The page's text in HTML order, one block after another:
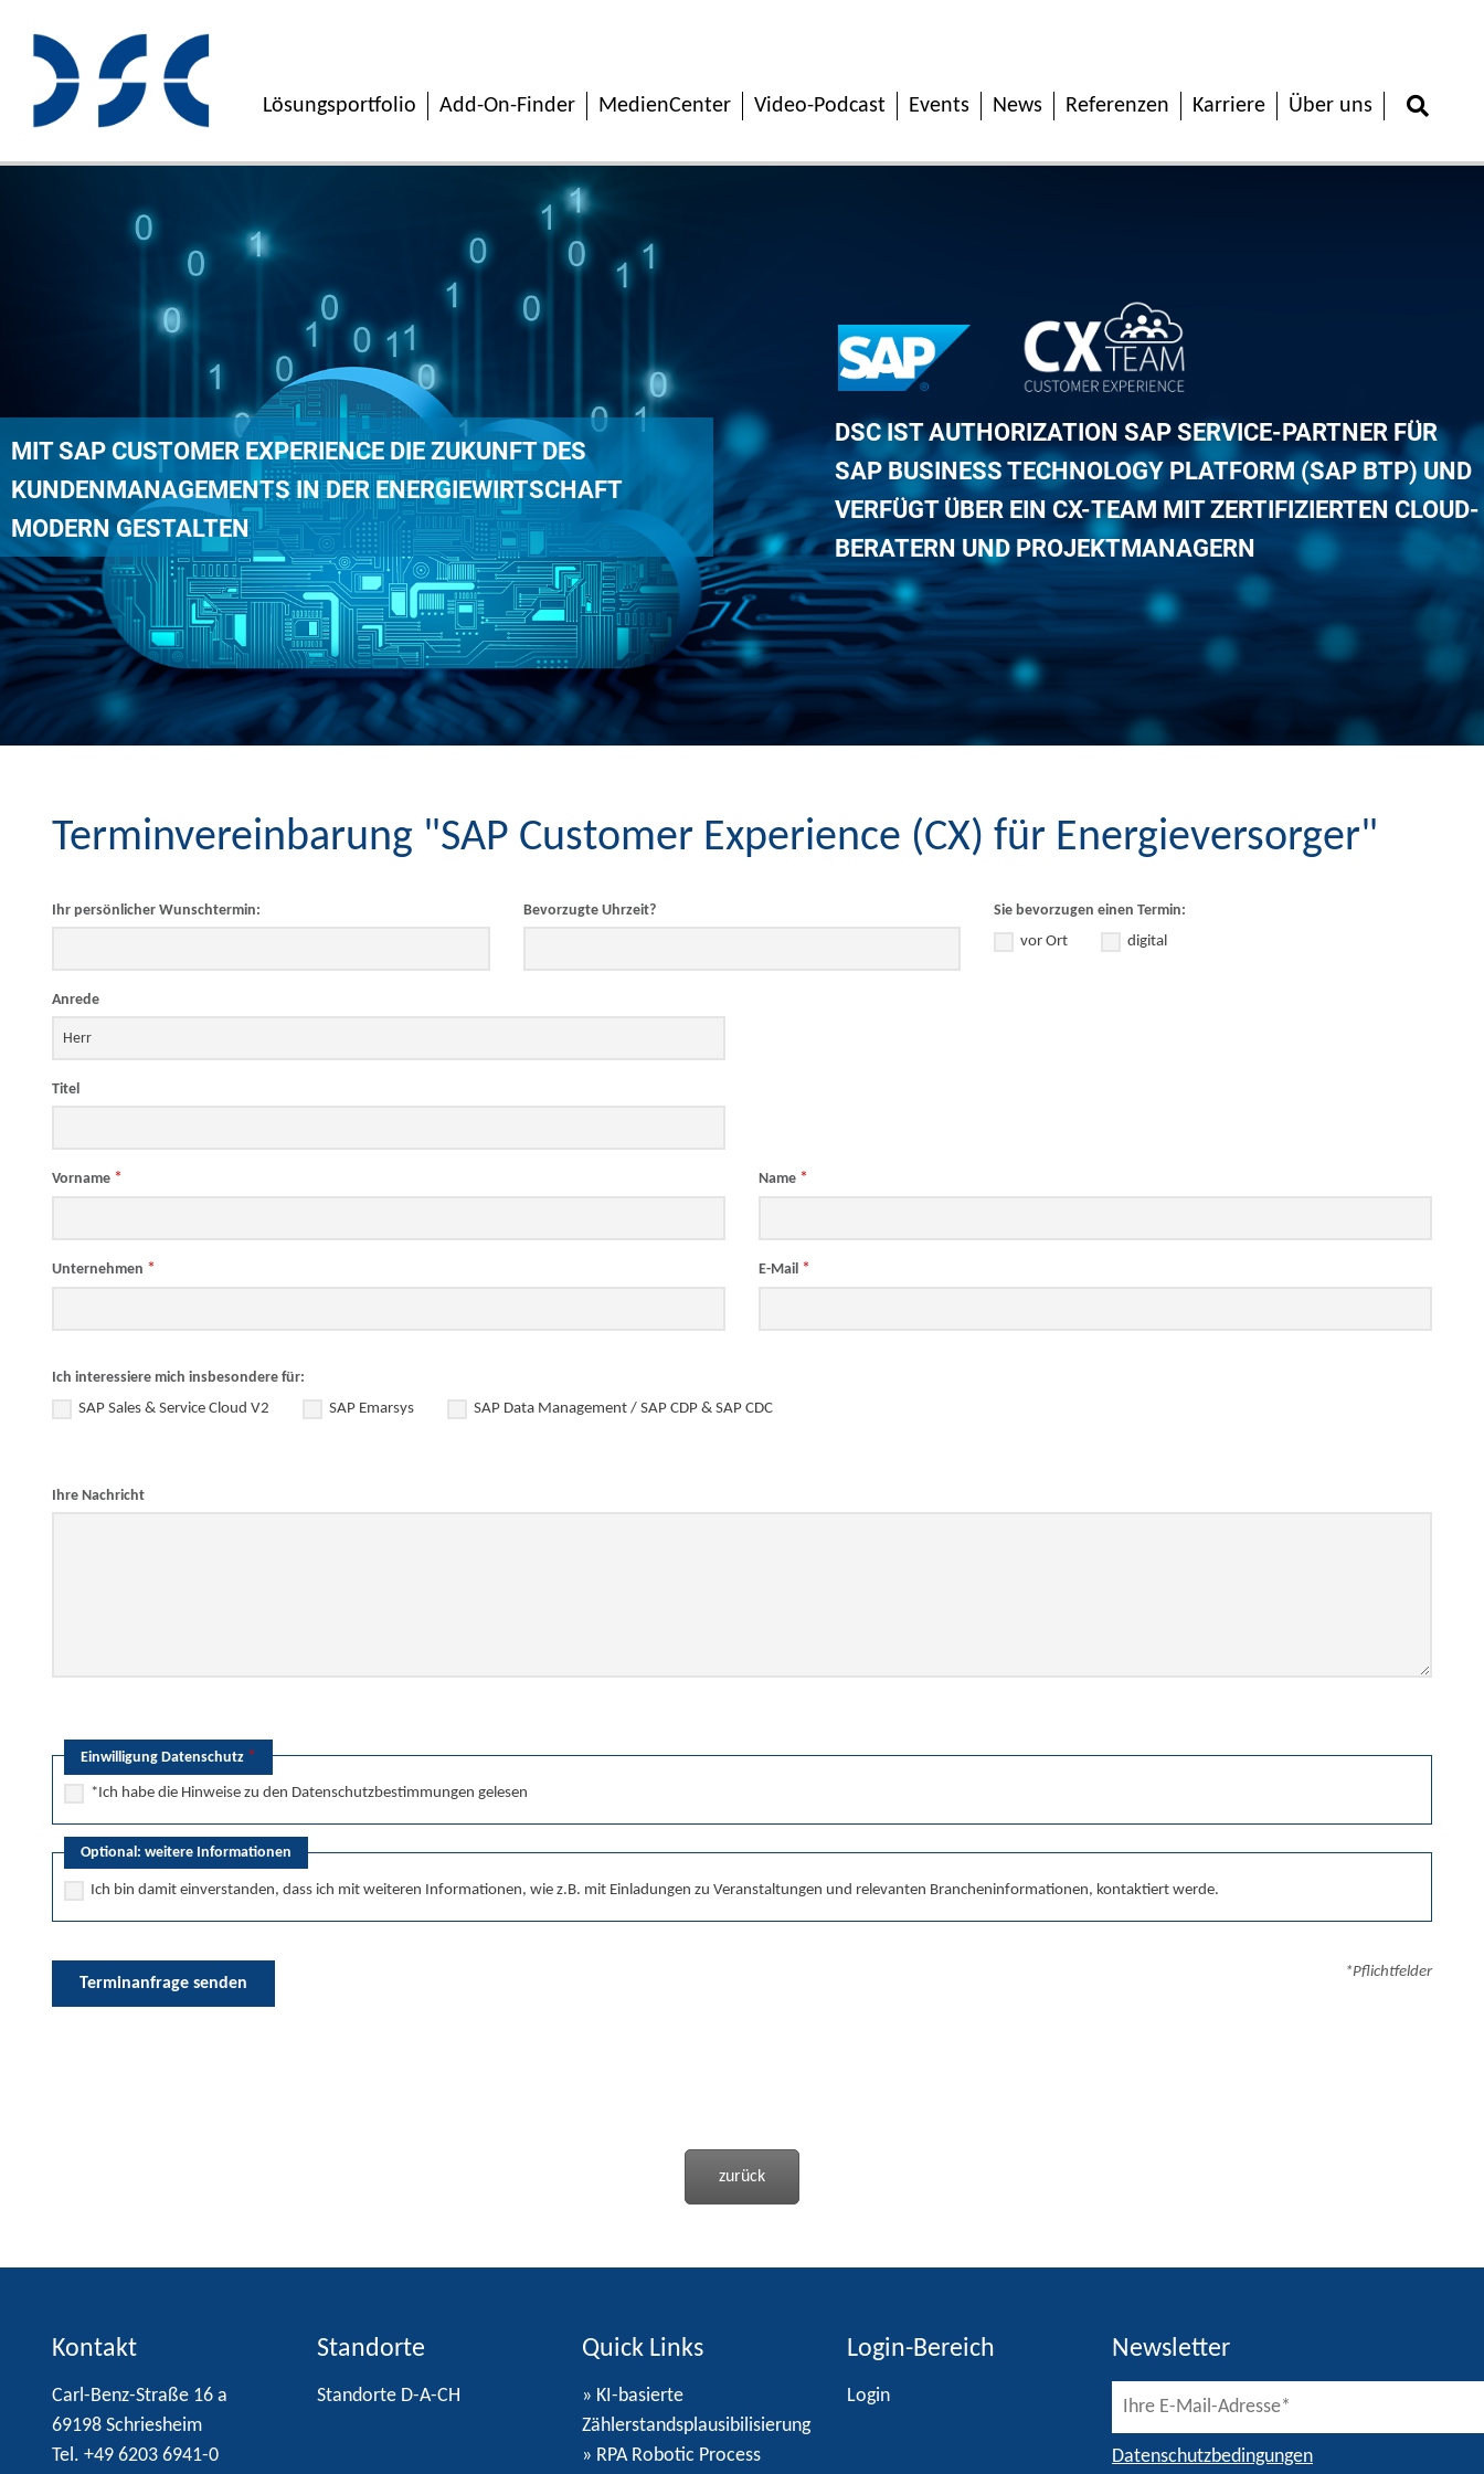
Lösungsportfolio Add-On-Finder MedienCenter Video-Podcast Events News Referenzen Karriere Über uns
DSC IST AUTHORIZATION SAP SERVICE-PARTNER FÜR
SAP BUSINESS TECHNOLOGY PLATFORM (SAP BTP) UND
VERFÜGT ÜBER EIN CX-TEAM MIT ZERTIFIZIERTEN CLOUD-
BERATERN UND PROJEKTMANAGERN
MIT SAP CUSTOMER EXPERIENCE DIE ZUKUNFT DES
KUNDENMANAGEMENTS IN DER ENERGIEWIRTSCHAFT
MODERN GESTALTEN
Terminvereinbarung "SAP Customer Experience (CX) für Energieversorger"
Ihr persönlicher Wunschtermin: Bevorzugte Uhrzeit?
Sie bevorzugen einen Termin:
vor Ort
digital
Anrede
Titel
Vorname * Name *
Unternehmen * E-Mail *
Ich interessiere mich insbesondere für:
SAP Sales & Service Cloud V2
SAP Emarsys SAP Data Management / SAP CDP & SAP CDC
Ihre Nachricht
Einwilligung Datenschutz *
*Ich habe die Hinweise zu den Datenschutzbestimmungen gelesen
Optional: weitere Informationen
Ich bin damit einverstanden, dass ich mit weiteren Informationen, wie z.B. mit Einladungen zu Veranstaltungen und relevanten Brancheninformationen, kontaktiert werde.
Terminanfrage senden
*Pflichtfelder
zurück
Kontakt
Carl-Benz-Straße 16 a
69198 Schriesheim
Tel. +49 6203 6941-0
Standorte
Standorte D-A-CH
Quick Links
» KI-basierte
Zählerstandsplausibilisierung
» RPA Robotic Process
Login-Bereich
Login
Newsletter
Datenschutzbedingungen